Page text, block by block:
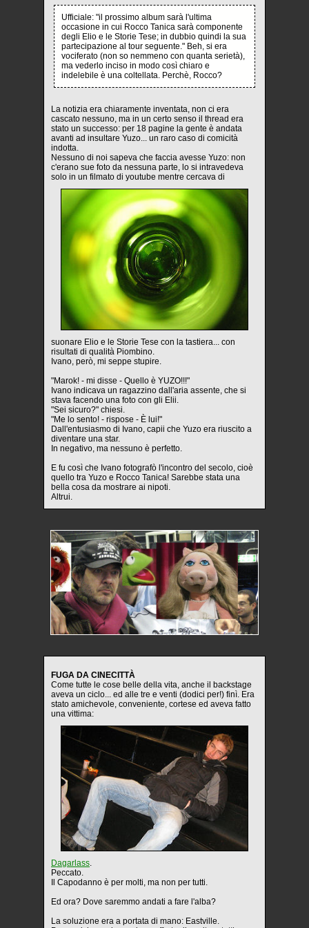
Ufficiale: "il prossimo album sarà l'ultima
occasione in cui Rocco Tanica sarà componente
degli Elio e le Storie Tese; in dubbio quindi la sua
partecipazione al tour seguente." Beh, si era
vociferato (non so nemmeno con quanta serietà),
ma vederlo inciso in modo così chiaro e
indelebile è una coltellata. Perchè, Rocco?
La notizia era chiaramente inventata, non ci era
cascato nessuno, ma in un certo senso il thread era
stato un successo: per 18 pagine la gente è andata
avanti ad insultare Yuzo... un raro caso di comicità
indotta.
Nessuno di noi sapeva che faccia avesse Yuzo: non
c'erano sue foto da nessuna parte, lo si intravedeva
solo in un filmato di youtube mentre cercava di
suonare Elio e le Storie Tese con la tastiera... con
risultati di qualità Piombino.
Ivano, però, mi seppe stupire.
"Marok! - mi disse - Quello è YUZO!!!"
Ivano indicava un ragazzino dall'aria assente, che si
stava facendo una foto con gli Elii.
"Sei sicuro?" chiesi.
"Me lo sento! - rispose - È lui!"
Dall'entusiasmo di Ivano, capii che Yuzo era riuscito a
diventare una star.
In negativo, ma nessuno è perfetto.
E fu così che Ivano fotografò l'incontro del secolo, cioè
quello tra Yuzo e Rocco Tanica! Sarebbe stata una
bella cosa da mostrare ai nipoti.
Altrui.
FUGA DA CINECITTÀ
Come tutte le cose belle della vita, anche il backstage
aveva un ciclo... ed alle tre e venti (dodici per!) finì. Era
stato amichevole, conveniente, cortese ed aveva fatto
una vittima:
Dagarlass
Peccato.
Il Capodanno è per molti, ma non per tutti.
Ed ora? Dove saremmo andati a fare l'alba?
La soluzione era a portata di mano: Eastville.